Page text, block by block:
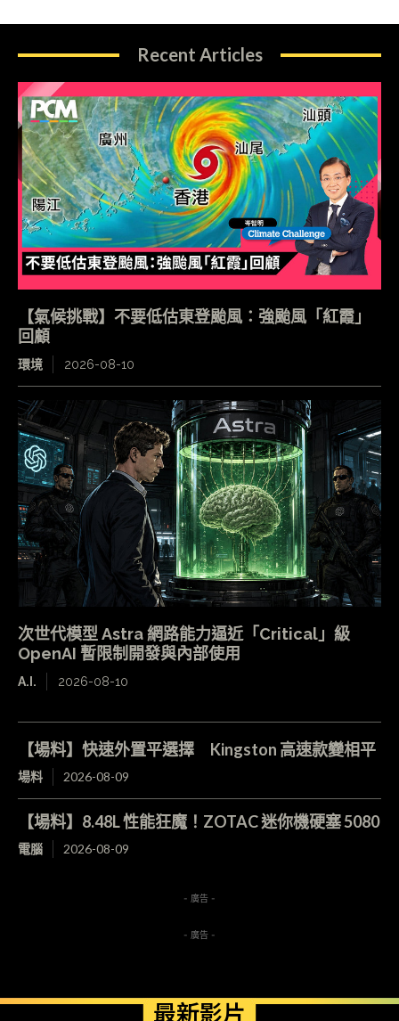
Recent Articles
【氣候挑戰】不要低估東登颱風：強颱風「紅霞」
回顧
環境 2026-08-10
次世代模型 Astra 網路能力逼近「Critical」級
OpenAI 暫限制開發與內部使用
A.I. 2026-08-10
【場料】快速外置平選擇 Kingston 高速款變相平
場料 2026-08-09
【場料】8.48L 性能狂魔！ZOTAC 迷你機硬塞 5080
電腦 2026-08-09
- 廣告 -
- 廣告 -
最新影片